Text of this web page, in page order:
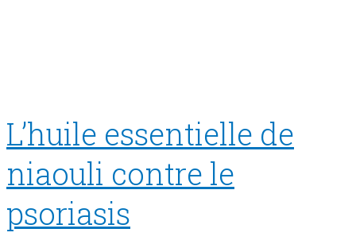
L’huile essentielle de
niaouli contre le
psoriasis